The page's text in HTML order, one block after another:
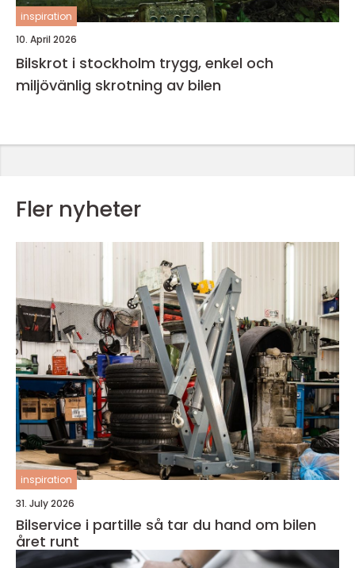
inspiration
10. April 2026
Bilskrot i stockholm trygg, enkel och
miljövänlig skrotning av bilen
Fler nyheter
inspiration
31. July 2026
Bilservice i partille så tar du hand om bilen
året runt